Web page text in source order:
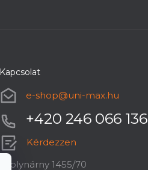
Kapcsolat
e-shop@uni-max.hu
+420 246 066 136
Kérdezzen
U plynárny 1455/70